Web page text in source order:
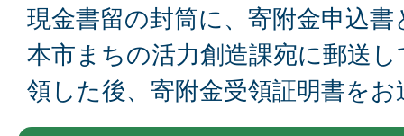
現金書留の封筒に、寄附金申込
本市まちの活力創造課宛に郵送
領した後、寄附金受領証明書を